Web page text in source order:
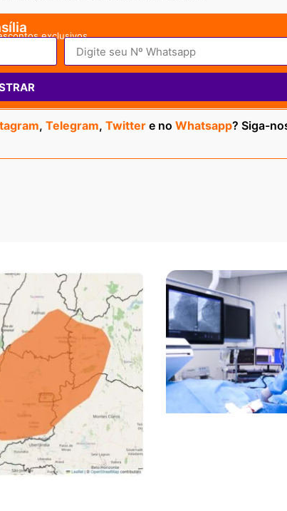
exclusivos.
, Telegram, Twitter e no Whatsapp? Siga-